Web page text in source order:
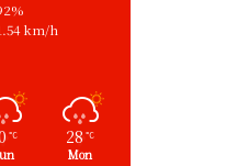
km/h
℃ 28 ℃
Mon